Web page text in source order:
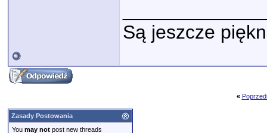
Są jeszcze
«
Zasady Postowania
You may not post new threads